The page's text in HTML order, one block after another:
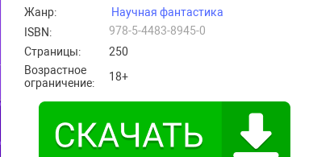
Жанр:
Научная фантастика
ISBN:
978-5-4483-8945-0
Страницы:
250
Возрастное
ограничение:
18+